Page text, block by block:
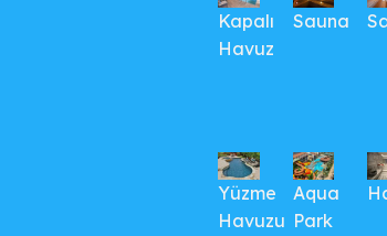
Kapalı
Havuz
Sauna
Yüzme
Havuzu
Aqua
Park